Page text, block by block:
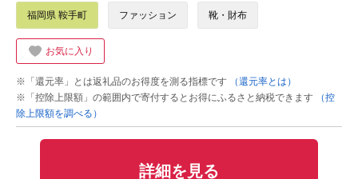
福岡県 鞍手町 ファッション 靴・財布
お気に入り
※「還元率」とは返礼品のお得度を測る指標です
（還元率とは）
※「控除上限額」の範囲内で寄付するとお得にふるさと納税できます
（控
除上限額を調べる）
詳細を見る